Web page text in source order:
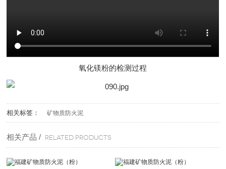
氧化镁粉的检测过程
相关标签： 矿物质防火泥
相关产品 / Related products